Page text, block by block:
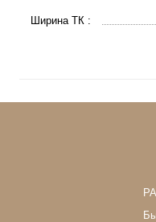
Ширина ТК :